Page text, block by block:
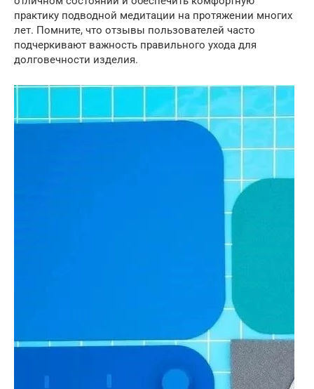
практику подводной медитации на протяжении многих
лет. Помните, что отзывы пользователей часто
подчеркивают важность правильного ухода для
долговечности изделия.